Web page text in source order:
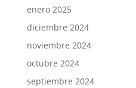
enero 2025
diciembre 2024
noviembre 2024
octubre 2024
septiembre 2024